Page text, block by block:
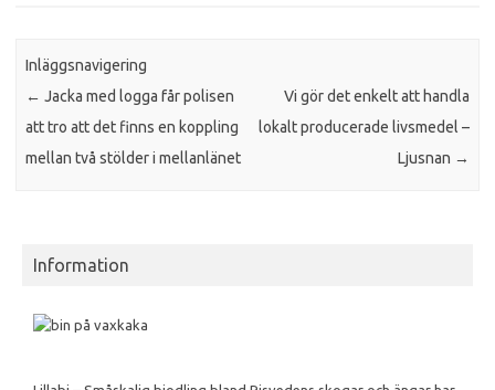
Inläggsnavigering
← Jacka med logga får polisen
att tro att det finns en koppling
mellan två stölder i mellanlänet
Vi gör det enkelt att handla
lokalt producerade livsmedel –
Ljusnan →
Information